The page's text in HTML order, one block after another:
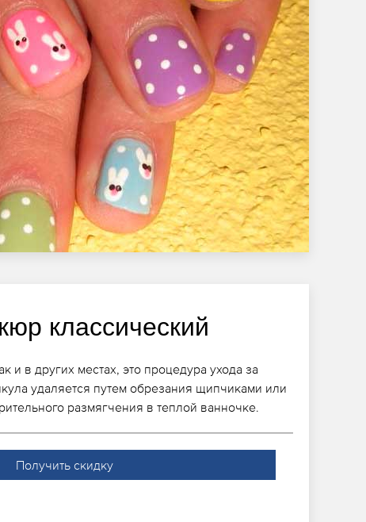
классический
и в других местах, это процедура ухода за
удаляется путем обрезания щипчиками или
размягчения в теплой ванночке.
Получить скидку